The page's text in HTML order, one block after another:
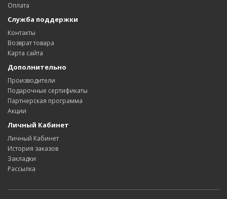
Оплата
Служба поддержки
Контакты
Возврат товара
Карта сайта
Дополнительно
Производители
Подарочные сертификаты
Партнерская программа
Акции
Личный Кабинет
Личный Кабинет
История заказов
Закладки
Рассылка